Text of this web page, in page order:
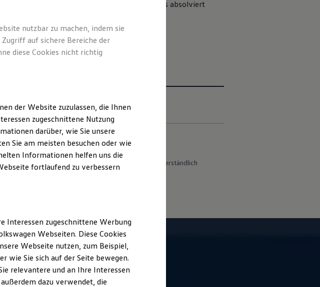
kann von jedem internetfähigen Computer aus absolviert
Lizenzhinweise Dritter
Schreibweise (generisches Maskulinum). Selbstverständlich
nutzbar zu machen, indem sie
auf sichere Bereiche der
diese Cookies nicht richtig
der Website zuzulassen, die Ihnen
zugeschnittene Nutzung
darüber, wie Sie unsere
Sie am meisten besuchen oder wie
Informationen helfen uns die
fortlaufend zu verbessern
Interessen zugeschnittene Werbung
Webseiten. Diese Cookies
Webseite nutzen, zum Beispiel,
wie Sie sich auf der Seite bewegen.
relevantere und an Ihre Interessen
dazu verwendet, die